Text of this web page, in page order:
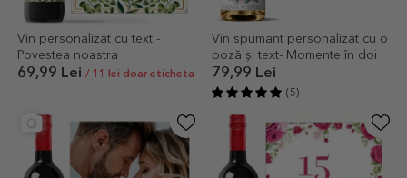
Vin personalizat cu text -
Povestea noastra
69,99 Lei / 11 lei doar eticheta
Vin spumant personalizat cu o
poză și text- Momente în doi
79,99 Lei
(5)